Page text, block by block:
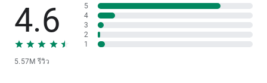
4.6
5.57M รีวิว
5
4
3
2
1